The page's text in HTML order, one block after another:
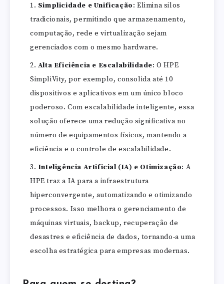
Simplicidade e Unificação: Elimina silos
tradicionais, permitindo que armazenamento,
computação, rede e virtualização sejam
gerenciados com o mesmo hardware.
Alta Eficiência e Escalabilidade: O HPE
SimpliVity, por exemplo, consolida até 10
dispositivos e aplicativos em um único bloco
poderoso. Com escalabilidade inteligente, essa
solução oferece uma redução significativa no
número de equipamentos físicos, mantendo a
eficiência e o controle de escalabilidade.
Inteligência Artificial (IA) e Otimização: A
HPE traz a IA para a infraestrutura
hiperconvergente, automatizando e otimizando
processos. Isso melhora o gerenciamento de
máquinas virtuais, backup, recuperação de
desastres e eficiência de dados, tornando-a uma
escolha estratégica para empresas modernas.